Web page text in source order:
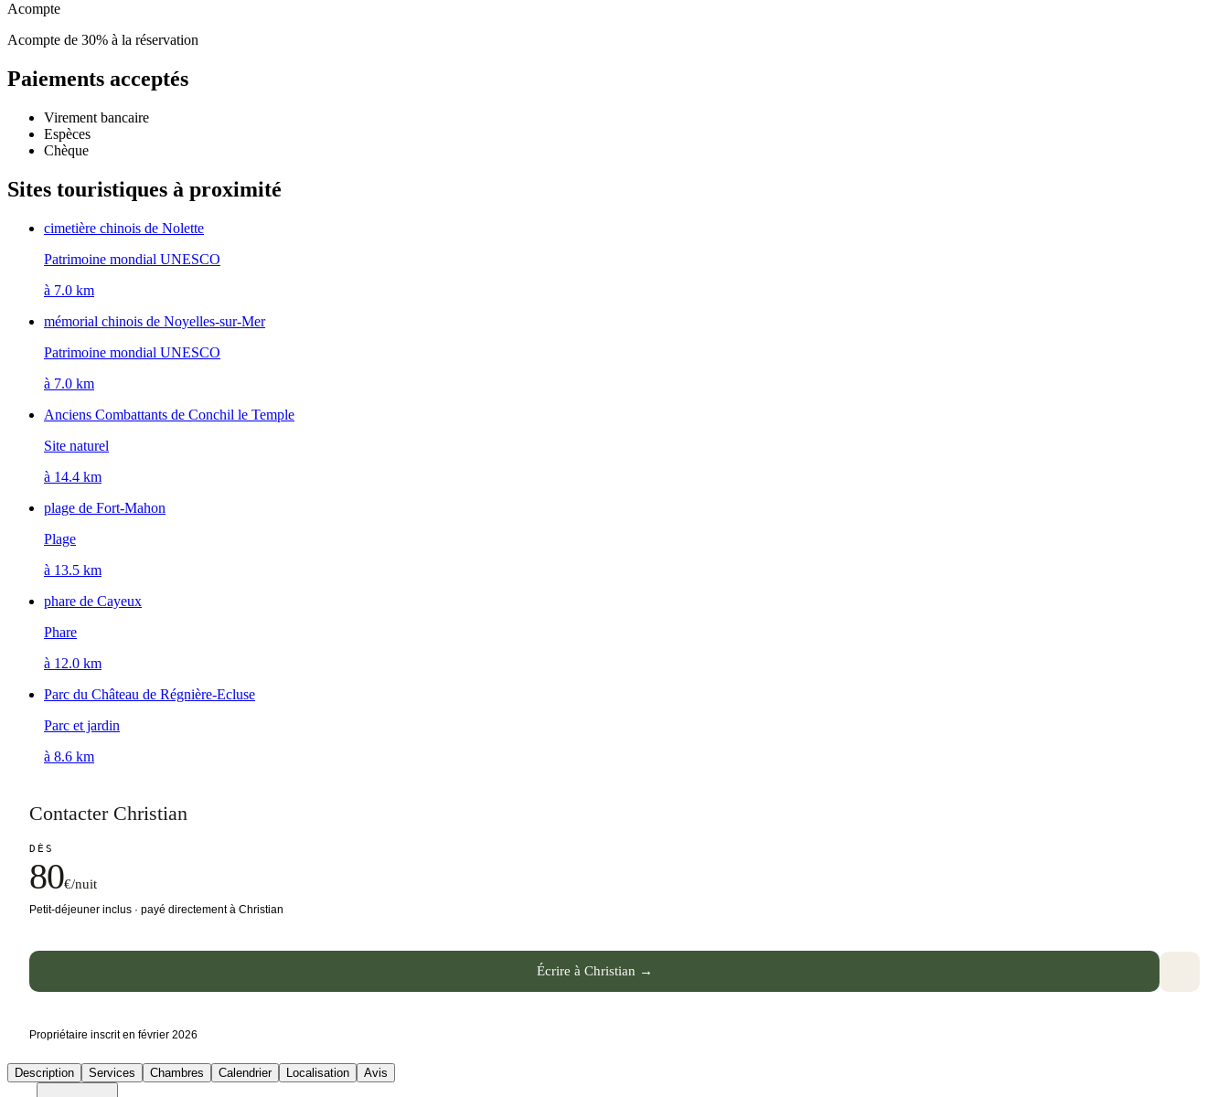
Acompte
Acompte de 30% à la réservation
Paiements acceptés
Virement bancaire
Espèces
Chèque
Sites touristiques à proximité
cimetière chinois de Nolette
Patrimoine mondial UNESCO
à 7.0 km
mémorial chinois de Noyelles-sur-Mer
Patrimoine mondial UNESCO
à 7.0 km
Anciens Combattants de Conchil le Temple
Site naturel
à 14.4 km
plage de Fort-Mahon
Plage
à 13.5 km
phare de Cayeux
Phare
à 12.0 km
Parc du Château de Régnière-Ecluse
Parc et jardin
à 8.6 km
Contacter Christian
DÈS
80€/nuit
Petit-déjeuner inclus · payé directement à Christian
Écrire à Christian →
Propriétaire inscrit en février 2026
Description Services Chambres Calendrier Localisation Avis